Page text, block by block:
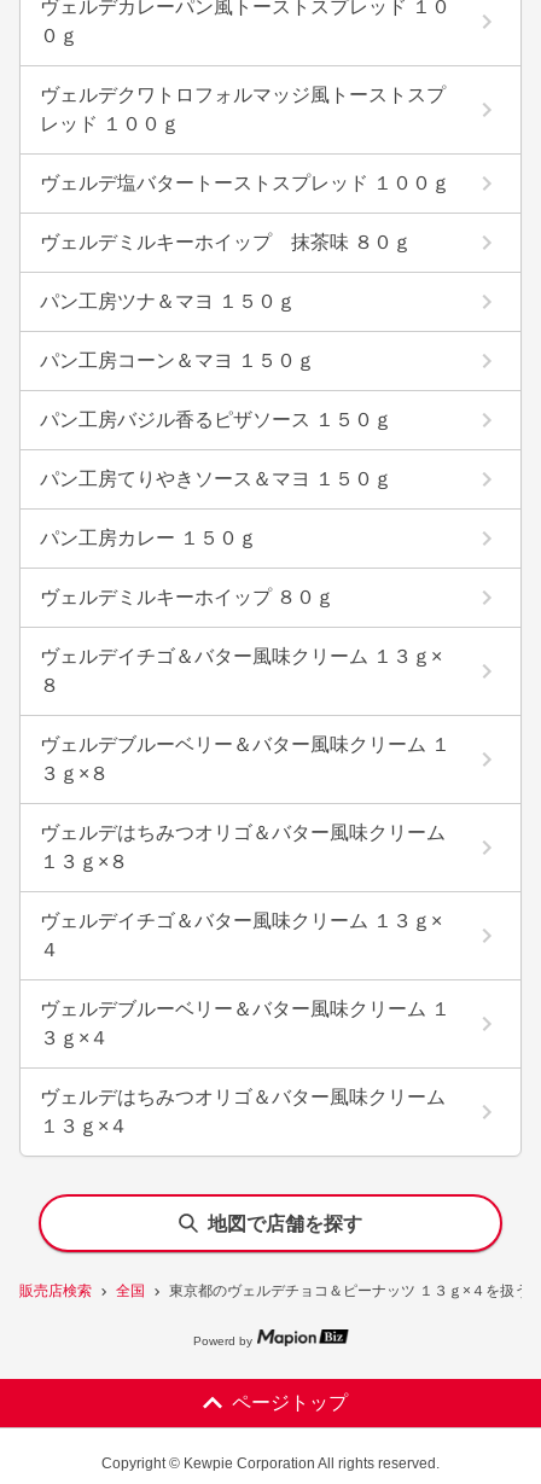
販売店検索 全国 東京都のヴェルデチョコ＆ピーナッツ １３ｇ×４を扱う
ヴェルデカレーパン風トーストスプレッド １０
０ｇ
ヴェルデクワトロフォルマッジ風トーストスプ
レッド １００ｇ
ヴェルデ塩バタートーストスプレッド １００ｇ
ヴェルデミルキーホイップ 抹茶味 ８０ｇ
パン工房ツナ＆マヨ １５０ｇ
パン工房コーン＆マヨ １５０ｇ
パン工房バジル香るピザソース １５０ｇ
パン工房てりやきソース＆マヨ １５０ｇ
パン工房カレー １５０ｇ
ヴェルデミルキーホイップ ８０ｇ
ヴェルデイチゴ＆バター風味クリーム １３ｇ×
８
ヴェルデブルーベリー＆バター風味クリーム １
３ｇ×８
ヴェルデはちみつオリゴ＆バター風味クリーム
１３ｇ×８
ヴェルデイチゴ＆バター風味クリーム １３ｇ×
４
ヴェルデブルーベリー＆バター風味クリーム １
３ｇ×４
ヴェルデはちみつオリゴ＆バター風味クリーム
１３ｇ×４
地図で店舗を探す
Powerd by
ページトップ
Copyright © Kewpie Corporation All rights reserved.